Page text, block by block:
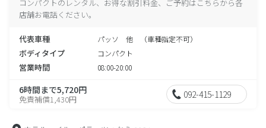
コンパクトのレンタル、お得な割引料金、ご予約はこちらから各
店舗お電話ください。
代表車種 パッソ 他 （車種指定不可）
ボディタイプ コンパクト
営業時間 08:00-20:00
6時間まで5,720円
免責補償1,430円 092-415-1129